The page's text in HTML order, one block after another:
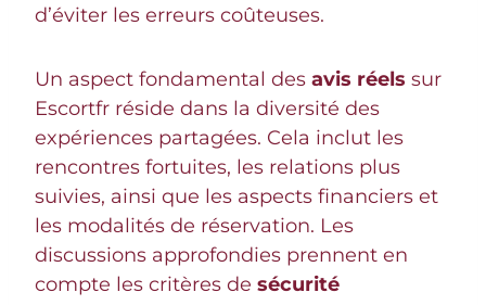
d’éviter les erreurs coûteuses.
Un aspect fondamental des avis réels sur
Escortfr réside dans la diversité des
expériences partagées. Cela inclut les
rencontres fortuites, les relations plus
suivies, ainsi que les aspects financiers et
les modalités de réservation. Les
discussions approfondies prennent en
compte les critères de sécurité